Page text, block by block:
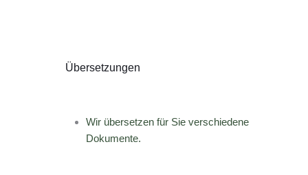
Übersetzungen
Wir übersetzen für Sie verschiedene
Dokumente.